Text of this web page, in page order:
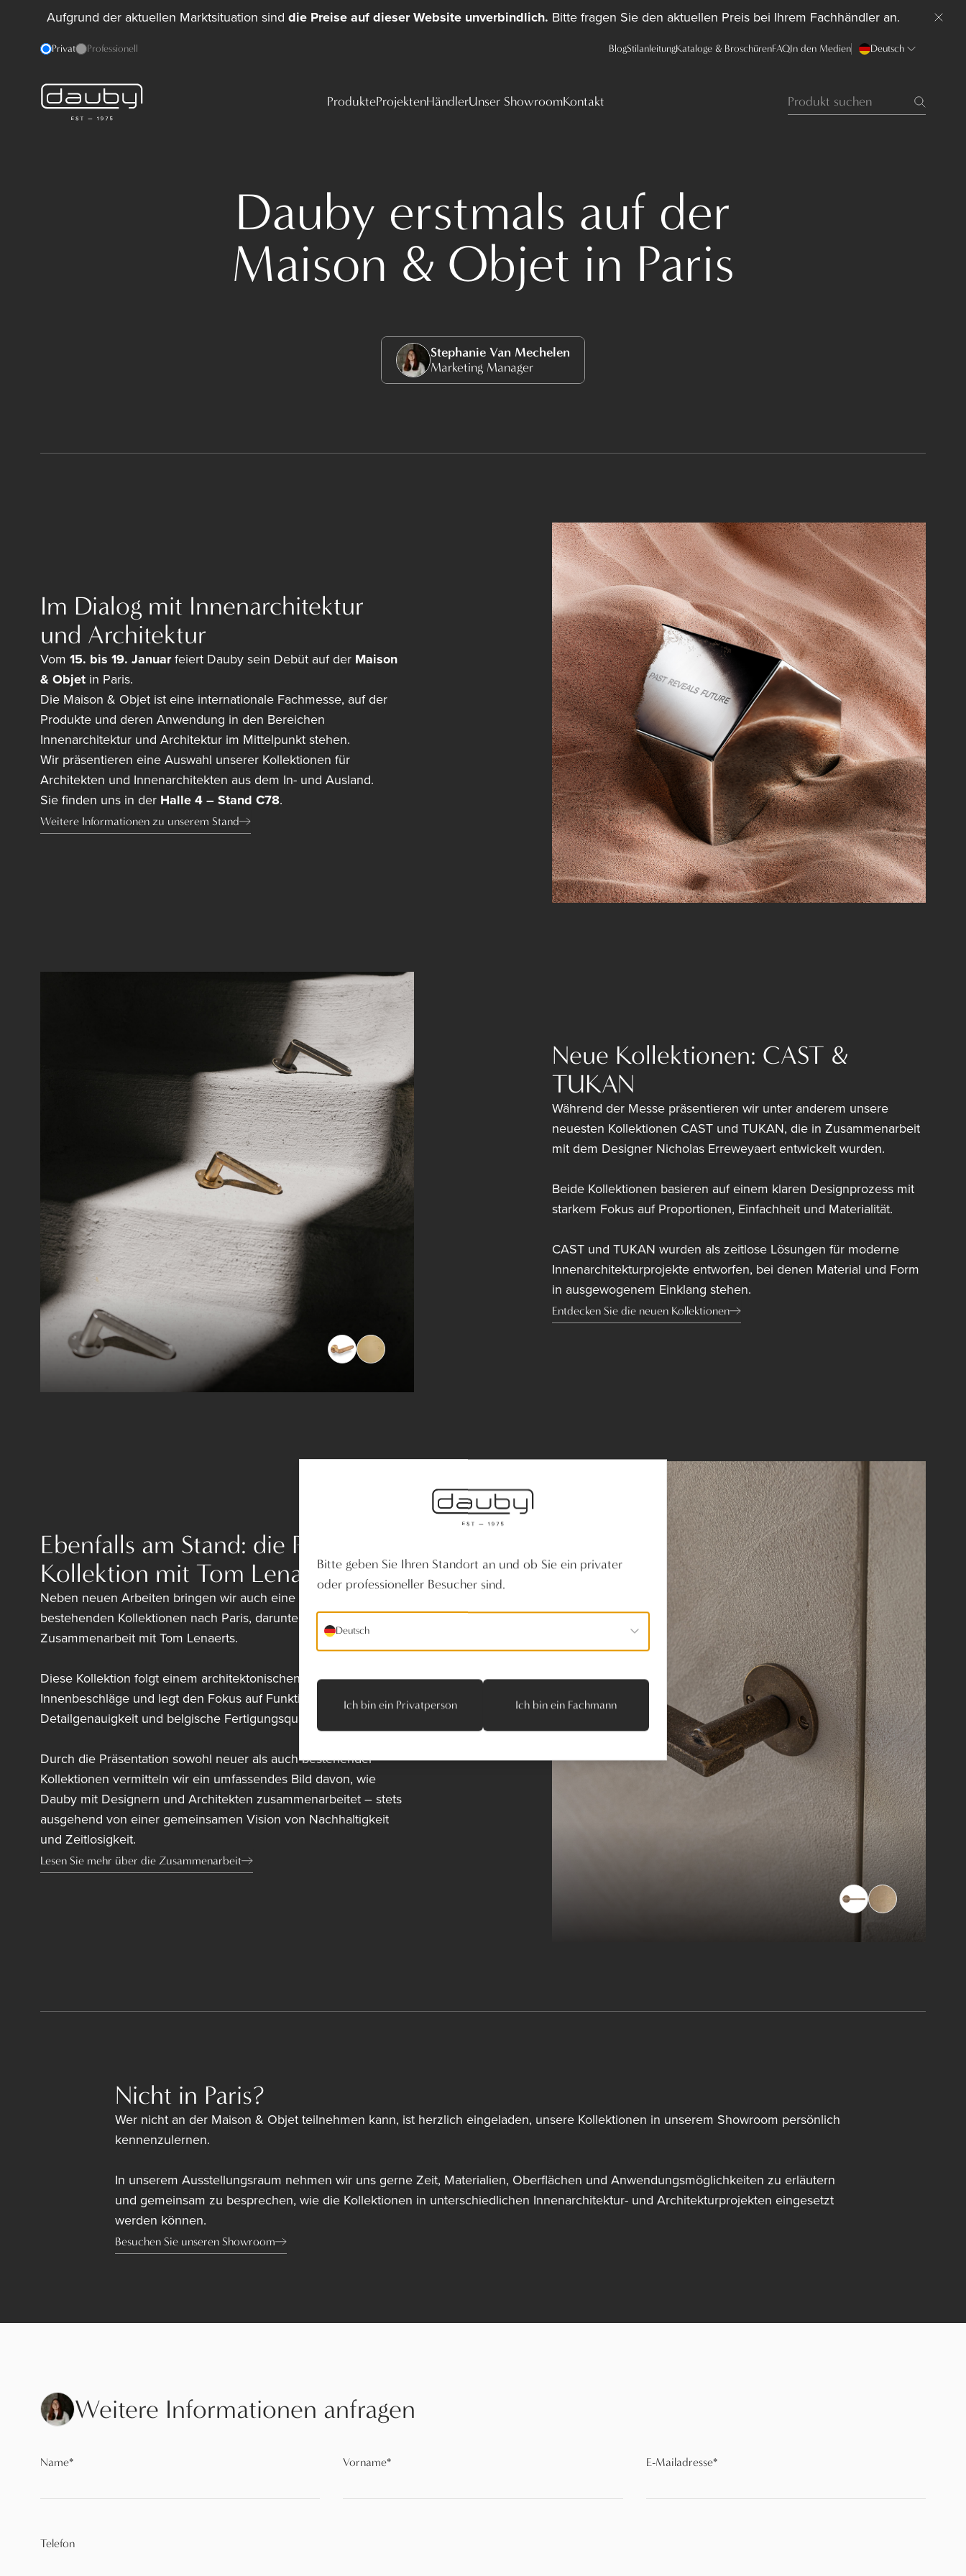
Aufgrund der aktuellen Marktsituation sind die Preise auf dieser Website unverbindlich. Bitte fragen Sie den aktuellen Preis bei Ihrem Fachhändler an.
Privat Professionell BlogStilanleitungKataloge & BroschürenFAQIn den Medien Deutsch
ProdukteProjektenHändlerUnser ShowroomKontakt
Dauby erstmals auf der
Maison & Objet in Paris
Stephanie Van Mechelen
Marketing Manager
Im Dialog mit Innenarchitektur
und Architektur
Vom 15. bis 19. Januarfeiert Dauby sein Debüt auf der Maison
& Objet in Paris.
Die Maison & Objet ist eine internationale Fachmesse, auf der
Produkte und deren Anwendung in den Bereichen
Innenarchitektur und Architektur im Mittelpunkt stehen.
Wir präsentieren eine Auswahl unserer Kollektionen für
Architekten und Innenarchitekten aus dem In- und Ausland.
Sie finden uns in der Halle 4 – Stand C78.
Weitere Informationen zu unserem Stand
Neue Kollektionen: CAST &
TUKAN
Während der Messe präsentieren wir unter anderem unsere
neuesten Kollektionen CAST und TUKAN, die in Zusammenarbeit
mit dem Designer Nicholas Erreweyaert entwickelt wurden.
Beide Kollektionen basieren auf einem klaren Designprozess mit
starkem Fokus auf Proportionen, Einfachheit und Materialität.
CAST und TUKAN wurden als zeitlose Lösungen für moderne
Innenarchitekturprojekte entworfen, bei denen Material und Form
in ausgewogenem Einklang stehen.
Entdecken Sie die neuen Kollektionen
Ebenfalls am Stand: die PH2017-
Kollektion mit Tom Lenaerts
Neben neuen Arbeiten bringen wir auch eine Auswahl unserer
bestehenden Kollektionen nach Paris, darunter die
Zusammenarbeit mitTom Lenaerts.
Diese Kollektion folgt einem architektonischen Ansatz für
Innenbeschläge und legt den Fokus auf Funktionalität,
Detailgenauigkeit und belgische Fertigungsqualität.
Durch die Präsentation sowohl neuer als auch bestehender
Kollektionen vermitteln wir ein umfassendes Bild davon, wie
Dauby mit Designern und Architekten zusammenarbeitet – stets
ausgehend von einer gemeinsamen Vision von Nachhaltigkeit
und Zeitlosigkeit.
Lesen Sie mehr über die Zusammenarbeit
Nicht in Paris?
Wer nicht an der Maison & Objet teilnehmen kann, ist herzlich eingeladen, unsere Kollektionen in unserem Showroom persönlich
kennenzulernen.
In unserem Ausstellungsraum nehmen wir uns gerne Zeit, Materialien, Oberflächen und Anwendungsmöglichkeiten zu erläutern
und gemeinsam zu besprechen, wie die Kollektionen in unterschiedlichen Innenarchitektur- und Architekturprojekten eingesetzt
werden können.
Besuchen Sie unseren Showroom
Weitere Informationen anfragen
Name* Vorname* E-Mailadresse*
Telefon
Bitte geben Sie Ihren Standort an und ob Sie ein privater
oder professioneller Besucher sind.
Deutsch
Ich bin ein Privatperson Ich bin ein Fachmann